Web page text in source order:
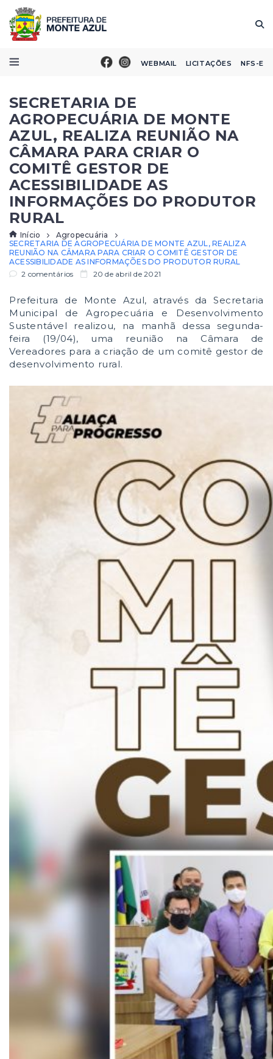
WEBMAIL LICITAÇÕES NFS-E
SECRETARIA DE
AGROPECUÁRIA DE MONTE
AZUL, REALIZA REUNIÃO NA
CÂMARA PARA CRIAR O
COMITÊ GESTOR DE
ACESSIBILIDADE AS
INFORMAÇÕES DO PRODUTOR
RURAL
Início
Agropecuária
SECRETARIA DE AGROPECUÁRIA DE MONTE AZUL, REALIZA
REUNIÃO NA CÂMARA PARA CRIAR O COMITÊ GESTOR DE
ACESSIBILIDADE AS INFORMAÇÕES DO PRODUTOR RURAL
2 comentários
20 de abril de 2021
Prefeitura de Monte Azul, através da Secretaria
Municipal de Agropecuária e Desenvolvimento
Sustentável realizou, na manhã dessa segunda-
feira (19/04), uma reunião na Câmara de
Vereadores para a criação de um comitê gestor de
desenvolvimento rural.